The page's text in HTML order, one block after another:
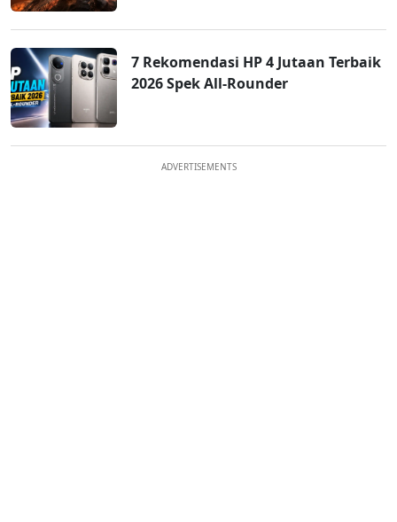
7 Rekomendasi HP 4 Jutaan Terbaik
2026 Spek All-Rounder
ADVERTISEMENTS